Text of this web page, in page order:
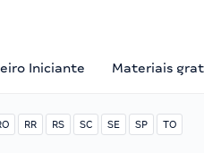
Iniciante Materiais
RR RS SC SE SP TO